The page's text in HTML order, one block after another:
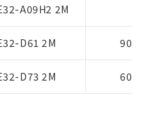
A09H2 2M
D61 2M 90
D73 2M 60